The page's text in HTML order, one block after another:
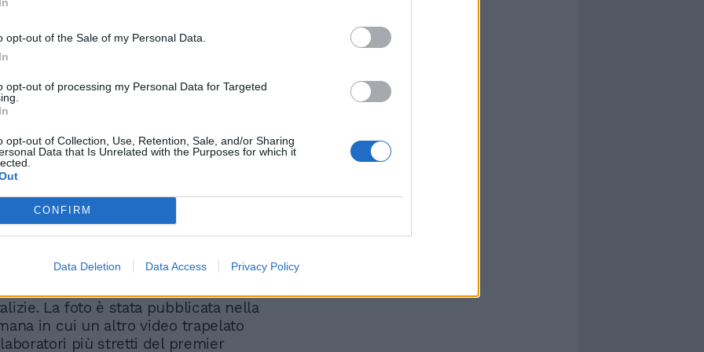
opt-out of the Sale of my Personal Data.
opt-out of processing my Personal Data for Targeted
opt-out of Collection, Use, Retention, Sale, and/or Sharing
Data that Is Unrelated with the Purposes for which it
CONFIRM
Data Deletion Data Access Privacy Policy
"quiz" fosse virtuale (lo staff era stato
prima) e decine di persone si
per partecipare online, alle 18:30
molti membri dello staff
dal N.10. Secondo il tabloid, in
dinanzi ai computer si affollarono fino a
Tra i partecipanti, uomini del gabinetto
alle domande su argomenti che
La foto è stata pubblicata nella
in cui un altro video trapelato
più stretti del premier